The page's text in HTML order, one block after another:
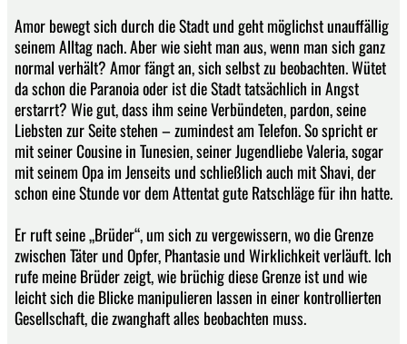
Amor bewegt sich durch die Stadt und geht möglichst unauffällig
seinem Alltag nach. Aber wie sieht man aus, wenn man sich ganz
normal verhält? Amor fängt an, sich selbst zu beobachten. Wütet
da schon die Paranoia oder ist die Stadt tatsächlich in Angst
erstarrt? Wie gut, dass ihm seine Verbündeten, pardon, seine
Liebsten zur Seite stehen – zumindest am Telefon. So spricht er
mit seiner Cousine in Tunesien, seiner Jugendliebe Valeria, sogar
mit seinem Opa im Jenseits und schließlich auch mit Shavi, der
schon eine Stunde vor dem Attentat gute Ratschläge für ihn hatte.
Er ruft seine „Brüder“, um sich zu vergewissern, wo die Grenze
zwischen Täter und Opfer, Phantasie und Wirklichkeit verläuft. Ich
rufe meine Brüder zeigt, wie brüchig diese Grenze ist und wie
leicht sich die Blicke manipulieren lassen in einer kontrollierten
Gesellschaft, die zwanghaft alles beobachten muss.